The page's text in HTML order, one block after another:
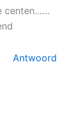
centen……
Antwoord